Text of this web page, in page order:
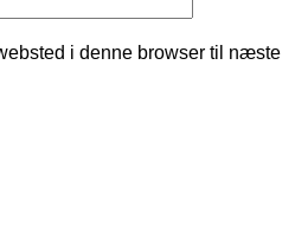
i denne browser til næste